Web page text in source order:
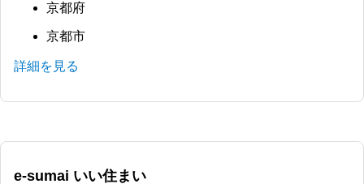
京都府
京都市
詳細を見る
e-sumai いい住まい